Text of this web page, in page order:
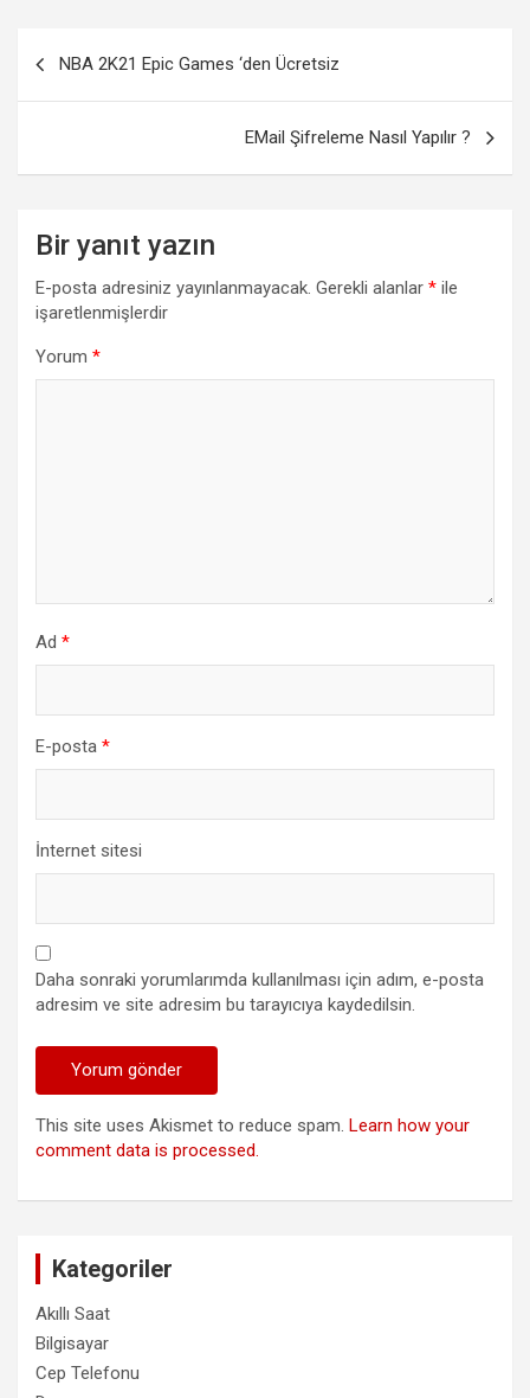
gezinmesi
NBA 2K21 Epic Games ‘den Ücretsiz
EMail Şifreleme Nasıl Yapılır ?
Bir yanıt yazın
E-posta adresiniz yayınlanmayacak. Gerekli alanlar * ile
işaretlenmişlerdir
Yorum *
Ad *
E-posta *
İnternet sitesi
Daha sonraki yorumlarımda kullanılması için adım, e-posta
adresim ve site adresim bu tarayıcıya kaydedilsin.
This site uses Akismet to reduce spam. Learn how your
comment data is processed.
Kategoriler
Akıllı Saat
Bilgisayar
Cep Telefonu